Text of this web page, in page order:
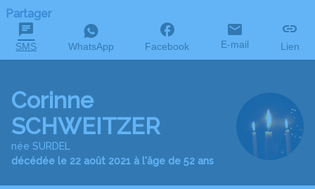
Partager
SMS WhatsApp Facebook E-mail Lien
Corinne
SCHWEITZER
née SURDEL
décédée le 22 août 2021 à l'âge de 52 ans